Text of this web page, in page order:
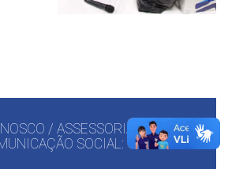
/ ASSESSORIA DE
SOCIAL: